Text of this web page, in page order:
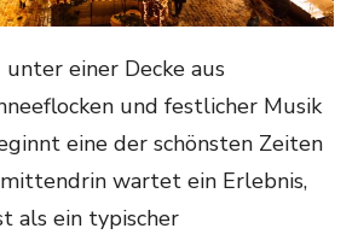
einer Decke aus
und festlicher Musik
eine der schönsten Zeiten
mittendrin wartet ein Erlebnis,
als ein typischer